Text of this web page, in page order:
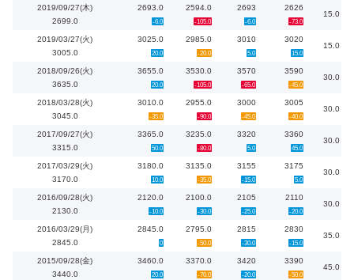
2019/09/27(木)
2699.0
2693.0
-6.0
2594.0
-105.0
2693
-6.0
2626
-73.0
15.0
2019/03/27(火)
3005.0
3025.0
20.0
2985.0
-20.0
3010
5.0
3020
15.0
15.0
2018/09/26(火)
3635.0
3655.0
20.0
3530.0
-105.0
3570
-65.0
3590
-45.0
30.0
2018/03/28(火)
3045.0
3010.0
-35.0
2955.0
-90.0
3000
-45.0
3005
-40.0
30.0
2017/09/27(火)
3315.0
3365.0
50.0
3235.0
-80.0
3320
5.0
3360
45.0
30.0
2017/03/29(火)
3170.0
3180.0
10.0
3135.0
-35.0
3155
-15.0
3175
5.0
30.0
2016/09/28(火)
2130.0
2120.0
-10.0
2100.0
-30.0
2105
-25.0
2110
-20.0
30.0
2016/03/29(月)
2845.0
2845.0
0
2795.0
-50.0
2815
-30.0
2830
-15.0
35.0
2015/09/28(金)
3440.0
3460.0
20.0
3370.0
-70.0
3420
-20.0
3390
-50.0
45.0